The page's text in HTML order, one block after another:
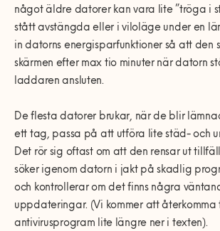
något äldre datorer kan vara lite ”tröga i
stått avstängda eller i viloläge under en
in datorns energisparfunktioner så att den
skärmen efter max tio minuter när datorn
laddaren ansluten.
De flesta datorer brukar, när de blir
ett tag, passa på att utföra lite städ- och
Det rör sig oftast om att den rensar ut
söker igenom datorn i jakt på skadlig
och kontrollerar om det finns några
uppdateringar. (Vi kommer att återkomma
antivirusprogram lite längre ner i texten).